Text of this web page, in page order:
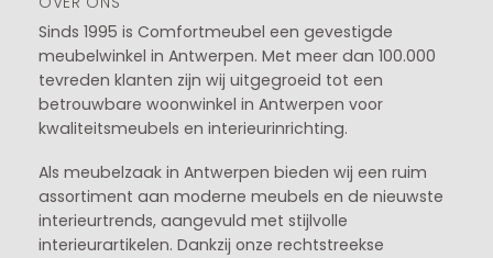
Sinds 1995 is Comfortmeubel een gevestigde
meubelwinkel in Antwerpen. Met meer dan 100.000
tevreden klanten zijn wij uitgegroeid tot een
betrouwbare woonwinkel in Antwerpen voor
kwaliteitsmeubels en interieurinrichting.
Als meubelzaak in Antwerpen bieden wij een ruim
assortiment aan moderne meubels en de nieuwste
interieurtrends, aangevuld met stijlvolle
interieurartikelen. Dankzij onze rechtstreekse